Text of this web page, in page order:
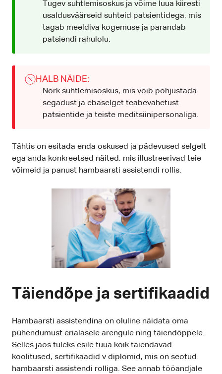
Tugev suhtlemisoskus ja võime luua kiiresti
usaldusväärseid suhteid patsientidega, mis
tagab meeldiva kogemuse ja parandab
patsiendi rahulolu.
HALB NÄIDE:
Nõrk suhtlemisoskus, mis võib põhjustada
segadust ja ebaselget teabevahetust
patsientide ja teiste meditsiinipersonaliga.
Tähtis on esitada enda oskused ja pädevused selgelt
ega anda konkreetsed näited, mis illustreerivad teie
võimeid ja panust hambaarsti assistendi rollis.
Täiendõpe ja sertifikaadid
Hambaarsti assistendina on oluline näidata oma
pühendumust erialasele arengule ning täiendõppele.
Selles jaos tuleks esile tuua kõik täiendavad
koolitused, sertifikaadid v diplomid, mis on seotud
hambaarsti assistendi rolliga. See annab tööandjale